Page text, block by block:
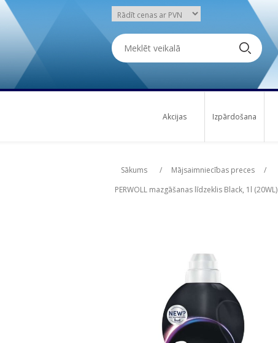
Akcijas Izpārdošana
Sākums / Mājsaimniecības preces /
PERWOLL mazgāšanas līdzeklis Black, 1l (20WL)